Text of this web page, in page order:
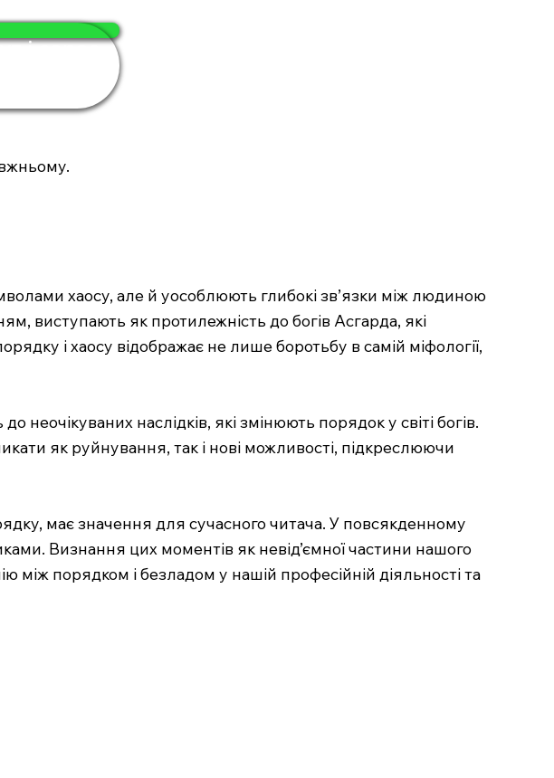
і зараз
хаосу, але й уособлюють глибокі зв’язки між людиною
виступають як протилежність до богів Асгарда, які
і хаосу відображає не лише боротьбу в самій міфології,
наслідків, які змінюють порядок у світі богів.
як руйнування, так і нові можливості, підкреслюючи
має значення для сучасного читача. У повсякденному
Визнання цих моментів як невід’ємної частини нашого
порядком і безладом у нашій професійній діяльності та